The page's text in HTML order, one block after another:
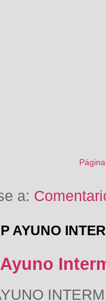
a:
AYUNO